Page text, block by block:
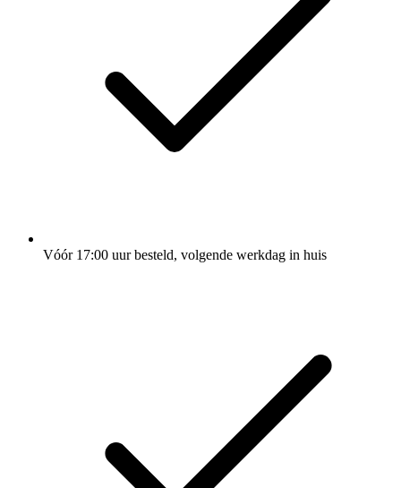
Vóór 17:00 uur besteld, volgende werkdag in huis